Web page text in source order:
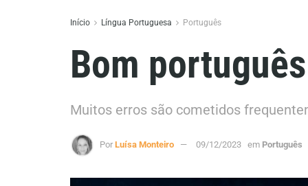
Início Língua Portuguesa Português
Bom
Muitos erros são cometidos
Por Luísa Monteiro 09/12/2023 em Português